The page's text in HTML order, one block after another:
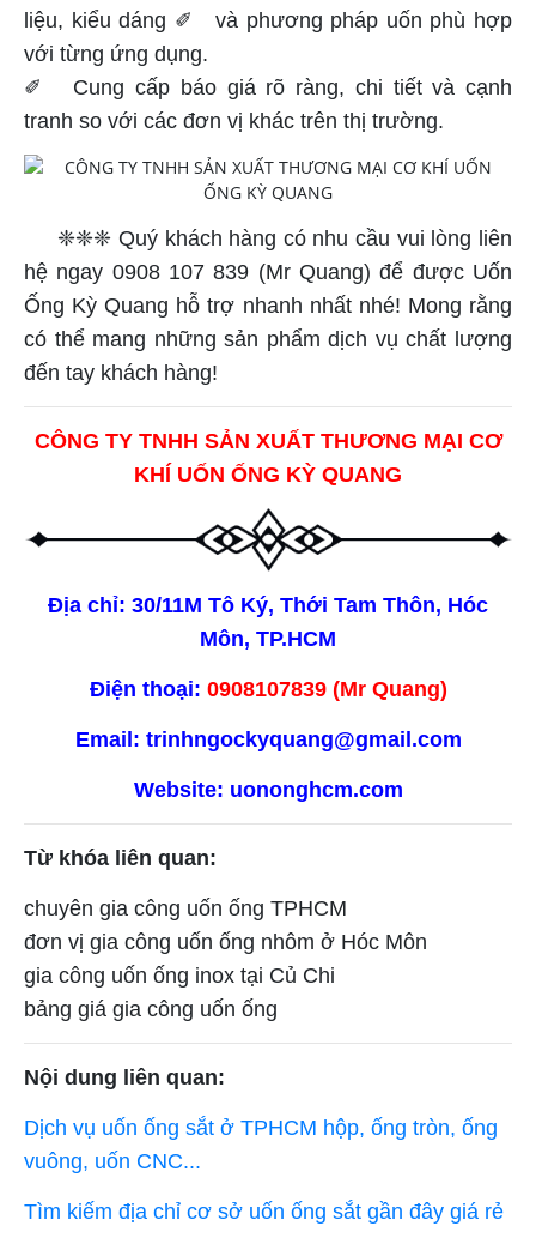
liệu, kiểu dáng ✐ và phương pháp uốn phù hợp
với từng ứng dụng.
✐ Cung cấp báo giá rõ ràng, chi tiết và cạnh
tranh so với các đơn vị khác trên thị trường.
❈❈❈ Quý khách hàng có nhu cầu vui lòng liên
hệ ngay 0908 107 839 (Mr Quang) để được Uốn
Ống Kỳ Quang hỗ trợ nhanh nhất nhé! Mong rằng
có thể mang những sản phẩm dịch vụ chất lượng
đến tay khách hàng!
CÔNG TY TNHH SẢN XUẤT THƯƠNG MẠI CƠ
KHÍ UỐN ỐNG KỲ QUANG
Địa chỉ: 30/11M Tô Ký, Thới Tam Thôn, Hóc
Môn, TP.HCM
Điện thoại: 0908107839(Mr Quang)
Email: trinhngockyquang@gmail.com
Website: uononghcm.com
Từ khóa liên quan:
chuyên gia công uốn ống TPHCM
đơn vị gia công uốn ống nhôm ở Hóc Môn
gia công uốn ống inox tại Củ Chi
bảng giá gia công uốn ống
Nội dung liên quan:
Dịch vụ uốn ống sắt ở TPHCM hộp, ống tròn, ống
vuông, uốn CNC...
Tìm kiếm địa chỉ cơ sở uốn ống sắt gần đây giá rẻ